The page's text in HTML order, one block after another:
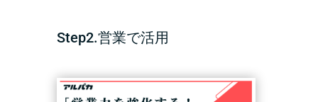
Step2.営業で活用